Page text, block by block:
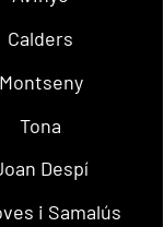
Calders
Montseny
Tona
Despí
i Samalús